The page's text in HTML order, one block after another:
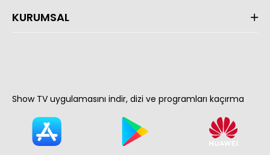
KURUMSAL
Show TV uygulamasını indir, dizi ve programları kaçırma